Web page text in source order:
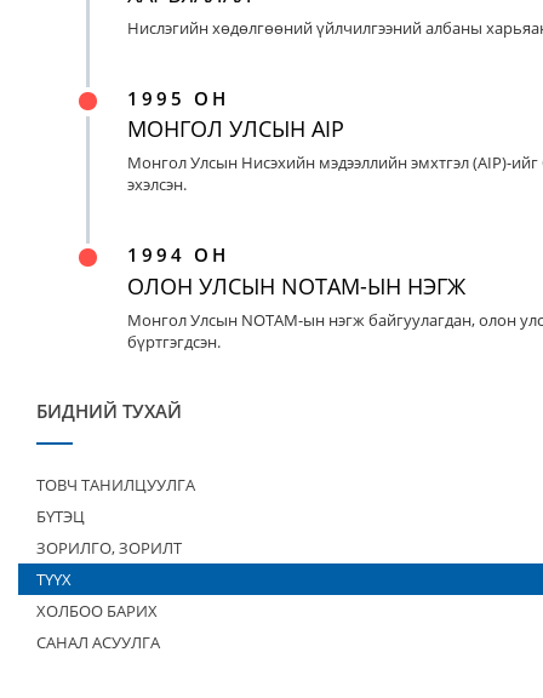
Нислэгийн хөдөлгөөний үйлчилгээний албаны
1995 ОН
МОНГОЛ УЛСЫН AIP
Монгол Улсын Нисэхийн мэдээллийн эмхтгэл (AIP)-
эхэлсэн.
1994 ОН
ОЛОН УЛСЫН NOTAM-ЫН НЭГЖ
Монгол Улсын NOTAM-ын нэгж байгуулагдан, олон
бүртгэгдсэн.
БИДНИЙ ТУХАЙ
ТОВЧ ТАНИЛЦУУЛГА
БҮТЭЦ
ЗОРИЛГО, ЗОРИЛТ
ТҮҮХ
ХОЛБОО БАРИХ
САНАЛ АСУУЛГА